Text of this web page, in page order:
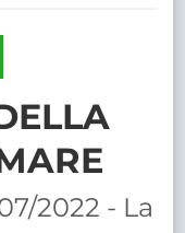
2022 - La